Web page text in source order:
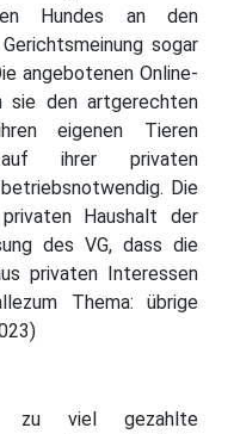
Hundes an den
sogar
angebotenen Online-
sie den artgerechten
eigenen Tieren
auf ihrer privaten
Die
Haushalt der
des VG, dass die
privaten Interessen
Thema: übrige
zu viel gezahlte